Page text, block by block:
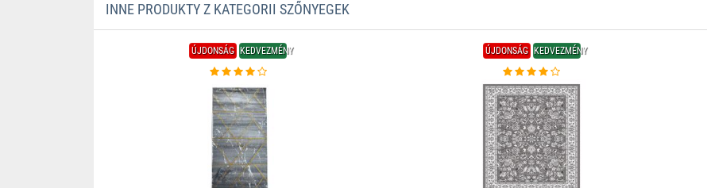
INNE PRODUKTY Z KATEGORII SZŐNYEGEK
ÚJDONSÁG KEDVEZMÉNY ÚJDONSÁG KEDVEZMÉNY